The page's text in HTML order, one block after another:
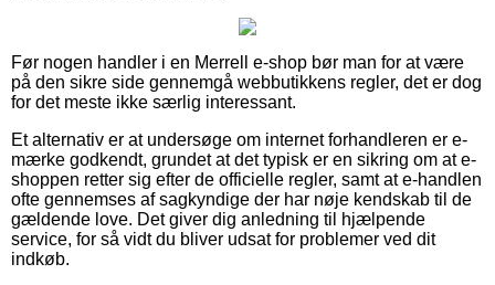
Før nogen handler i en Merrell e-shop bør man for at være
på den sikre side gennemgå webbutikkens regler, det er dog
for det meste ikke særlig interessant.
Et alternativ er at undersøge om internet forhandleren er e-
mærke godkendt, grundet at det typisk er en sikring om at e-
shoppen retter sig efter de officielle regler, samt at e-handlen
ofte gennemses af sagkyndige der har nøje kendskab til de
gældende love. Det giver dig anledning til hjælpende
service, for så vidt du bliver udsat for problemer ved dit
indkøb.